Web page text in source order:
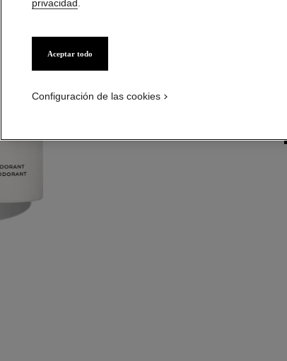
privacidad
Aceptar todo
Configuración de las cookies